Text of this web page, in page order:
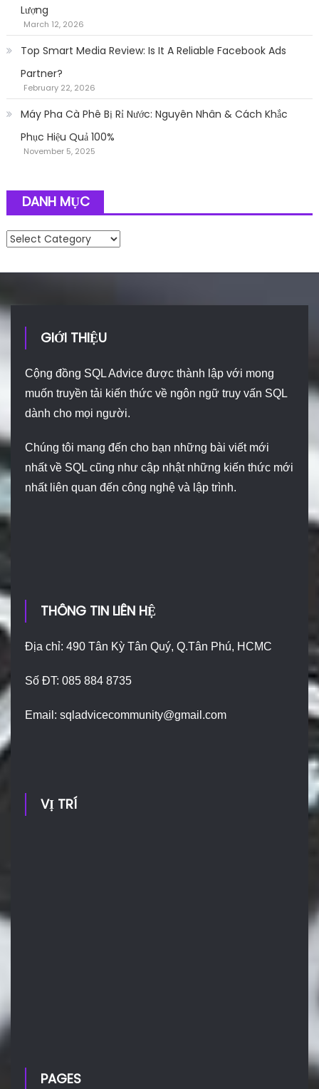
Lượng
March 12, 2026
Top Smart Media Review: Is It A Reliable Facebook Ads
Partner?
February 22, 2026
Máy Pha Cà Phê Bị Rỉ Nước: Nguyên Nhân & Cách Khắc
Phục Hiệu Quả 100%
November 5, 2025
DANH MỤC
Danh mục
GIỚI THIỆU
Cộng đồng SQL Advice được thành lập với mong
muốn truyền tải kiến thức về ngôn ngữ truy vấn SQL
dành cho mọi người.
Chúng tôi mang đến cho bạn những bài viết mới
nhất về SQL cũng như cập nhật những kiến thức mới
nhất liên quan đến công nghệ và lập trình.
THÔNG TIN LIÊN HỆ
Địa chỉ: 490 Tân Kỳ Tân Quý, Q.Tân Phú, HCMC
Số ĐT: 085 884 8735
Email:sqladvicecommunity@gmail.com
VỊ TRÍ
PAGES